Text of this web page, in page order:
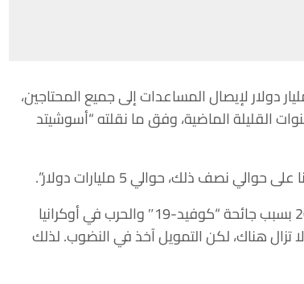
سكاو أن الاحتياجات التشغيلية لبرنامج الأغذية العالمي تبلغ 20 مليار دولار لإيصال المساعدات إلى جميع المحتاجين،
في السنوات القليلة الماضية، وفق ما نقلته “أسوشيتد
ذلك، حوالي 5 مليارات دولار”.
وقال إن الاحتياجات الإنسانية ارتفعت ارتفاعا كبيرا في عامي 2021 و2022 بسبب جائحة “كوفيد-19″ والحرب في أوكرانيا
تزال هناك، لكن التمويل آخذ في النضوب. لذلك